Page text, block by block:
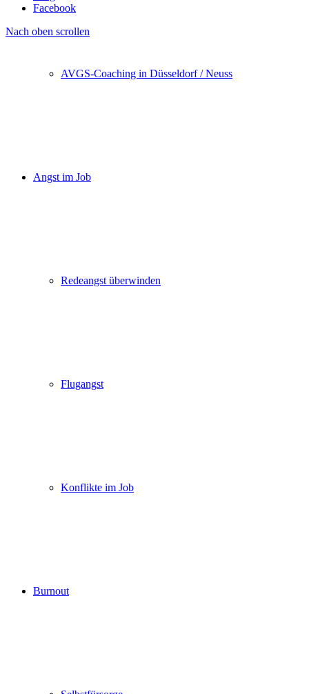
AVGS-Coaching in Düsseldorf / Neuss
Angst im Job
Redeangst überwinden
Flugangst
Konflikte im Job
Burnout
Facebook
Nach oben scrollen